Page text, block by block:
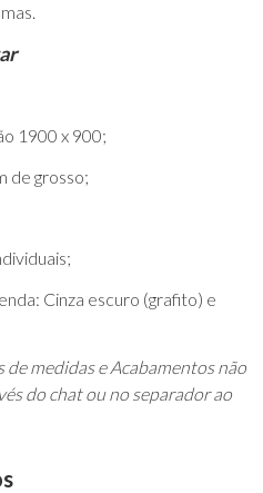
1900 x 900;
de grosso;
Cinza escuro (grafito) e
de medidas e Acabamentos não
do chat ou no separador ao